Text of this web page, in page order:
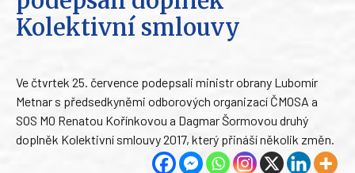
Kolektivní smlouvy
Ve čtvrtek 25. července podepsali ministr obrany Lubomír
Metnar s předsedkyněmi odborových organizací ČMOSA a
SOS MO Renatou Kořínkovou a Dagmar Šormovou druhý
doplněk Kolektivní smlouvy 2017, který přináší několik změn.